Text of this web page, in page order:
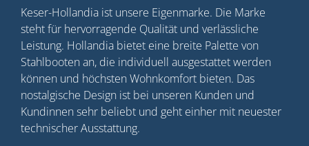
Keser-Hollandia ist unsere Eigenmarke. Die Marke
steht für hervorragende Qualität und verlässliche
Leistung. Hollandia bietet eine breite Palette von
Stahlbooten an, die individuell ausgestattet werden
können und höchsten Wohnkomfort bieten. Das
nostalgische Design ist bei unseren Kunden und
Kundinnen sehr beliebt und geht einher mit neuester
technischer Ausstattung.